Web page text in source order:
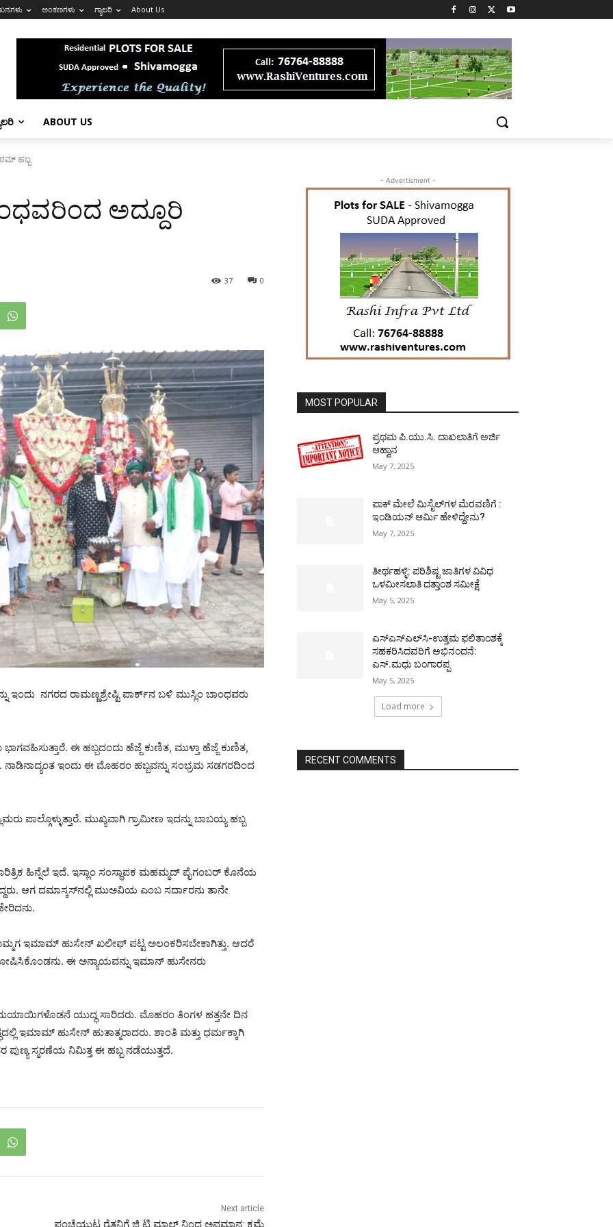
ಅಂಕಣಗಳು ಗ್ಯಾಲರಿ About Us
ABOUT US
ಹಬ್ಬ
ಅದ್ದೂರಿ
0
37
ಇಂದು ನಗರದ ರಾಮಣ್ಣಶ್ರೇಷ್ಟಿ ಪಾರ್ಕ್‌ನ ಬಳಿ ಮುಸ್ಲಿಂ ಬಾಂಧವರು
ಈ ಹಬ್ಬದಂದು ಹೆಜ್ಜೆ ಕುಣಿತ, ಮುಳ್ತಾ ಹೆಜ್ಜೆ ಕುಣಿತ,
ಇಂದು ಈ ಮೊಹರಂ ಹಬ್ಬವನ್ನು ಸಂಭ್ರಮ ಸಡಗರದಿಂದ
ಪಾಲ್ಗೊಳ್ಳುತ್ತಾರೆ. ಮುಖ್ಯವಾಗಿ ಗ್ರಾಮೀಣ ಇದನ್ನು ಬಾಬಯ್ಯ ಹಬ್ಬ
ಹಿನ್ನೆಲೆ ಇದೆ. ಇಸ್ಲಾಂ ಸಂಸ್ಥಾಪಕ ಮಹಮ್ಮದ್ ಪೈಗಂಬರ್ ಕೊನೆಯ
ಆಗ ದಮಾಸ್ಕಸ್‌ನಲ್ಲಿ ಮುಅವಿಯ ಎಂಬ ಸರ್ದಾರನು ತಾನೇ
ಇಮಾಮ್ ಹುಸೇನ್ ಖಲೀಫ್ ಪಟ್ಟ ಅಲಂಕರಿಸಬೇಕಾಗಿತ್ತು. ಆದರೆ
ಈ ಅನ್ಯಾಯವನ್ನು ಇಮಾನ್ ಹುಸೇನರು
ಯುದ್ಧ ಸಾರಿದರು. ಮೊಹರಂ ತಿಂಗಳ ಹತ್ತನೇ ದಿನ
ಇಮಾಮ್ ಹುಸೇನ್ ಹುತಾತ್ಮರಾದರು. ಶಾಂತಿ ಮತ್ತು ಧರ್ಮಕ್ಕಾಗಿ
ಸ್ಮರಣೆಯ ನಿಮಿತ್ತ ಈ ಹಬ್ಬ ನಡೆಯುತ್ತದೆ.
Next article
ಪಂಚೆಯುಟ್ಟ ರೈತನಿಗೆ ಜಿ ಟಿ ಮಾಲ್ ನಿಂದ ಅವಮಾನ: ಕ್ಷಮೆ
- Advertisment -
MOST POPULAR
ಪ್ರಥಮ ಪಿ.ಯು.ಸಿ. ದಾಖಲಾತಿಗೆ ಅರ್ಜಿ
ಆಹ್ವಾನ
May 7, 2025
ಪಾಕ್​ ಮೇಲೆ ಮಿಸೈಲ್​ಗಳ ಮೆರವಣಿಗೆ :
ಇಂಡಿಯನ್ ಆರ್ಮಿ ಹೇಳಿದ್ದೇನು?
May 7, 2025
ತೀರ್ಥಹಳ್ಳಿ: ಪರಿಶಿಷ್ಟ ಜಾತಿಗಳ ವಿವಿಧ
ಒಳಮೀಸಲಾತಿ ದತ್ತಾಂಶ ಸಮೀಕ್ಷೆ
May 5, 2025
ಎಸ್‌ಎಸ್‌ಎಲ್‌ಸಿ-ಉತ್ತಮ ಫಲಿತಾಂಶಕ್ಕೆ
ಸಹಕರಿಸಿದವರಿಗೆ ಅಭಿನಂದನೆ:
ಎಸ್.ಮಧು ಬಂಗಾರಪ್ಪ
May 5, 2025
Load more
RECENT COMMENTS